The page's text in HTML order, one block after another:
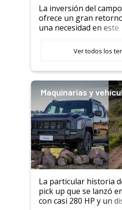
La inversión del
ofrece un gran
una necesidad en este
Ver todos los
Maquinarias y
La particular historia
pick up que se lanzó
con casi 280 HP y un